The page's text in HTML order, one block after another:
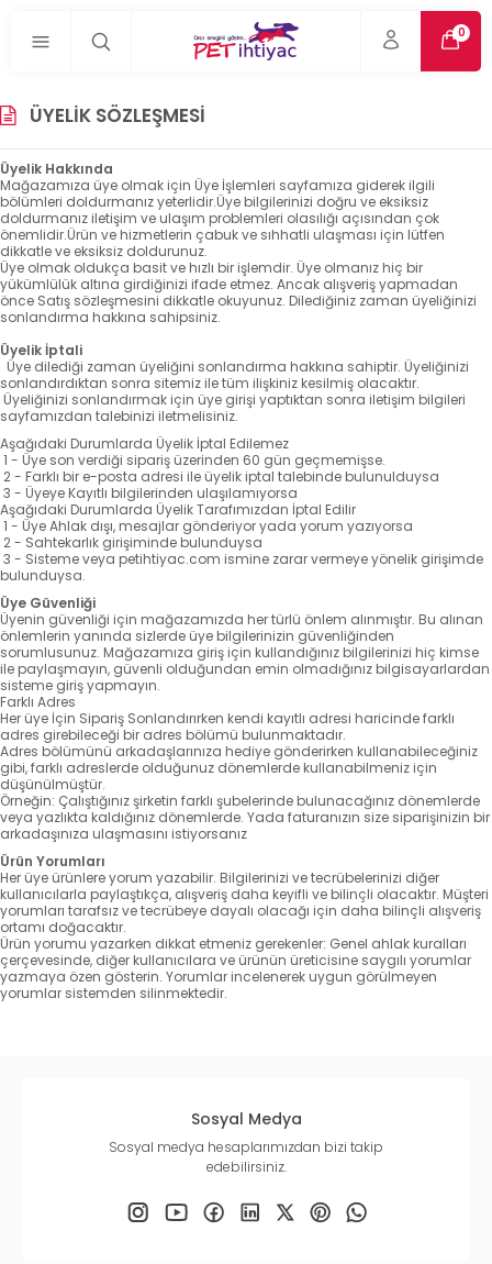
0
ÜYELIK SÖZLEŞMESI
Üyelik Hakkında
Mağazamıza üye olmak için Üye İşlemleri sayfamıza giderek ilgili
bölümleri doldurmanız yeterlidir.Üye bilgilerinizi doğru ve eksiksiz
doldurmanız iletişim ve ulaşım problemleri olasılığı açısından çok
önemlidir.Ürün ve hizmetlerin çabuk ve sıhhatli ulaşması için lütfen
dikkatle ve eksiksiz doldurunuz.
Üye olmak oldukça basit ve hızlı bir işlemdir. Üye olmanız hiç bir
yükümlülük altına girdiğinizi ifade etmez. Ancak alışveriş yapmadan
önce Satış sözleşmesini dikkatle okuyunuz. Dilediğiniz zaman üyeliğinizi
sonlandırma hakkına sahipsiniz.
Üyelik İptali
Üye dilediği zaman üyeliğini sonlandırma hakkına sahiptir. Üyeliğinizi
sonlandırdıktan sonra sitemiz ile tüm ilişkiniz kesilmiş olacaktır.
Üyeliğinizi sonlandırmak için üye girişi yaptıktan sonra iletişim bilgileri
sayfamızdan talebinizi iletmelisiniz.
Aşağıdaki Durumlarda Üyelik İptal Edilemez
1 - Üye son verdiği sipariş üzerinden 60 gün geçmemişse.
2 - Farklı bir e-posta adresi ile üyelik iptal talebinde bulunulduysa
3 - Üyeye Kayıtlı bilgilerinden ulaşılamıyorsa
Aşağıdaki Durumlarda Üyelik Tarafımızdan İptal Edilir
1 - Üye Ahlak dışı, mesajlar gönderiyor yada yorum yazıyorsa
2 - Sahtekarlık girişiminde bulunduysa
3 - Sisteme veya petihtiyac.com ismine zarar vermeye yönelik girişimde
bulunduysa.
Üye Güvenliği
Üyenin güvenliği için mağazamızda her türlü önlem alınmıştır. Bu alınan
önlemlerin yanında sizlerde üye bilgilerinizin güvenliğinden
sorumlusunuz. Mağazamıza giriş için kullandığınız bilgilerinizi hiç kimse
ile paylaşmayın, güvenli olduğundan emin olmadığınız bilgisayarlardan
sisteme giriş yapmayın.
Farklı Adres
Her üye İçin Sipariş Sonlandırırken kendi kayıtlı adresi haricinde farklı
adres girebileceği bir adres bölümü bulunmaktadır.
Adres bölümünü arkadaşlarınıza hediye gönderirken kullanabileceğiniz
gibi, farklı adreslerde olduğunuz dönemlerde kullanabilmeniz için
düşünülmüştür.
Örneğin: Çalıştığınız şirketin farklı şubelerinde bulunacağınız dönemlerde
veya yazlıkta kaldığınız dönemlerde. Yada faturanızın size siparişinizin bir
arkadaşınıza ulaşmasını istiyorsanız
Ürün Yorumları
Her üye ürünlere yorum yazabilir. Bilgilerinizi ve tecrübelerinizi diğer
kullanıcılarla paylaştıkça, alışveriş daha keyifli ve bilinçli olacaktır. Müşteri
yorumları tarafsız ve tecrübeye dayalı olacağı için daha bilinçli alışveriş
ortamı doğacaktır.
Ürün yorumu yazarken dikkat etmeniz gerekenler: Genel ahlak kuralları
çerçevesinde, diğer kullanıcılara ve ürünün üreticisine saygılı yorumlar
yazmaya özen gösterin. Yorumlar incelenerek uygun görülmeyen
yorumlar sistemden silinmektedir.
Sosyal Medya
Sosyal medya hesaplarımızdan bizi takip
edebilirsiniz.